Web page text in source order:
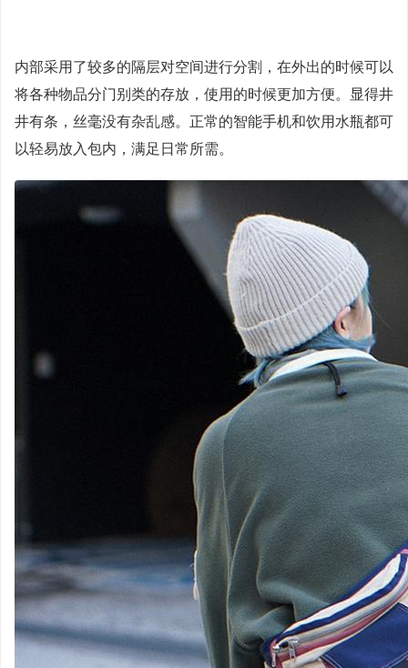
内部采用了较多的隔层对空间进行分割，在外出的时候可以
将各种物品分门别类的存放，使用的时候更加方便。显得井
井有条，丝毫没有杂乱感。正常的智能手机和饮用水瓶都可
以轻易放入包内，满足日常所需。